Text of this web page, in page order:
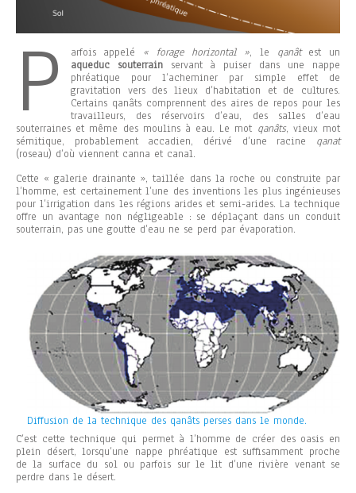
P arfois appelé « forage horizontal », le qanâtest un
aqueduc souterrainservant à puiser dans une nappe
phréatique pour l’acheminer par simple effet de
gravitation vers des lieux d’habitation et de cultures.
Certains qanâts comprennent des aires de repos pour les
travailleurs, des réservoirs d’eau, des salles d’eau
souterraines et même des moulins à eau. Le mot qanâts, vieux mot
sémitique, probablement accadien, dérivé d’une racine qanat
(roseau) d’où viennent canna et canal.
Cette « galerie drainante », taillée dans la roche ou construite par
l’homme, est certainement l’une des inventions les plus ingénieuses
pour l’irrigation dans les régions arides et semi-arides. La technique
offre un avantage non négligeable : se déplaçant dans un conduit
souterrain, pas une goutte d’eau ne se perd par évaporation.
Diffusion de la technique des qanâts perses dans le monde.
C’est cette technique qui permet à l’homme de créer des oasis en
plein désert, lorsqu’une nappe phréatique est suffisamment proche
de la surface du sol ou parfois sur le lit d’une rivière venant se
perdre dans le désert.